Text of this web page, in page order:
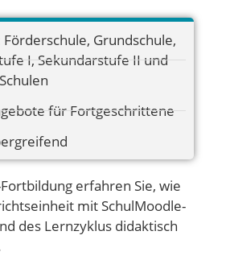
Förderschule, Grundschule,
I, Sekundarstufe II und
für Fortgeschrittene
erfahren Sie, wie
mit SchulMoodle-
des Lernzyklus didaktisch